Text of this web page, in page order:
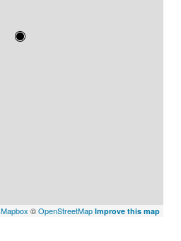
Mapbox ©OpenStreetMap Improve this map